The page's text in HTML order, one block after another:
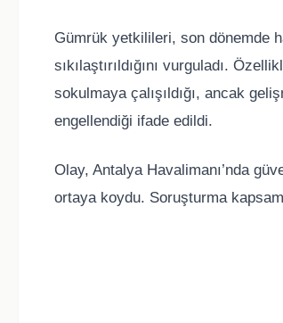
Gümrük yetkilileri, son dönemde
sıkılaştırıldığını vurguladı.
sokulmaya çalışıldığı, ancak
engellendiği ifade edildi.
Olay, Antalya Havalimanı’nda
ortaya koydu. Soruşturma